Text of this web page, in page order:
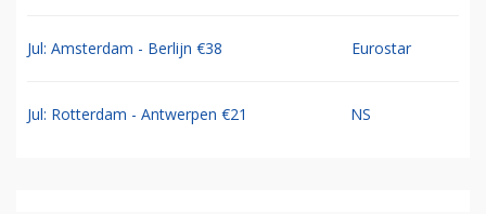
Jul: Amsterdam - Berlijn €38 Eurostar
Jul: Rotterdam - Antwerpen €21 NS